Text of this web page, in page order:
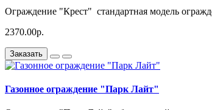
Ограждение "Крест" стандартная модель
2370.00р.
Заказать
Газонное ограждение "Парк Лайт"